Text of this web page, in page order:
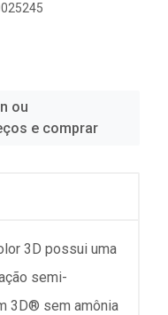
ou
e comprar
3D possui uma
semi-
3D® sem amônia